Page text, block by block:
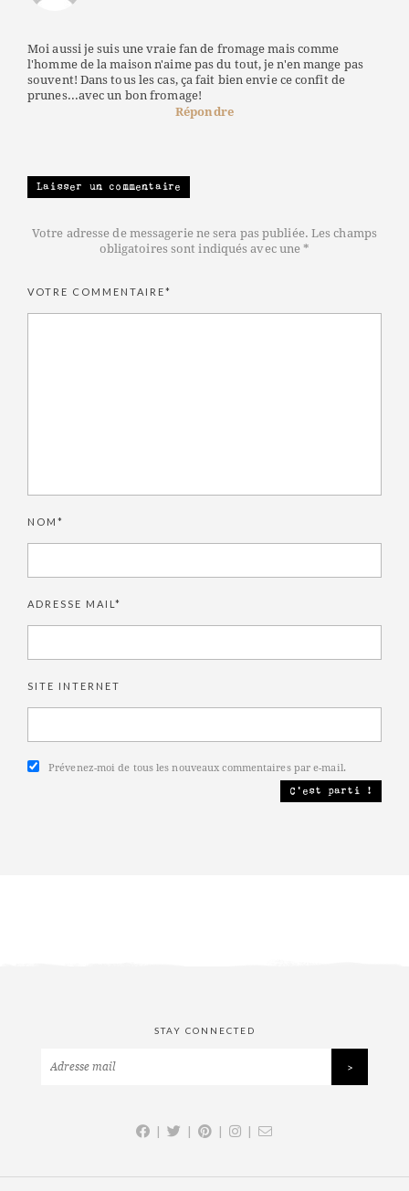
Moi aussi je suis une vraie fan de fromage mais comme
l'homme de la maison n'aime pas du tout, je n'en mange pas
souvent! Dans tous les cas, ça fait bien envie ce confit de
prunes...avec un bon fromage!
Répondre
Laisser un commentaire
Votre adresse de messagerie ne sera pas publiée. Les champs
obligatoires sont indiqués avec une *
VOTRE COMMENTAIRE*
NOM*
ADRESSE MAIL*
SITE INTERNET
Prévenez-moi de tous les nouveaux commentaires par e-mail.
STAY CONNECTED